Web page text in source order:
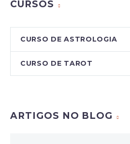
CURSOS
CURSO DE ASTROLOGIA
CURSO DE TAROT
ARTIGOS NO BLOG